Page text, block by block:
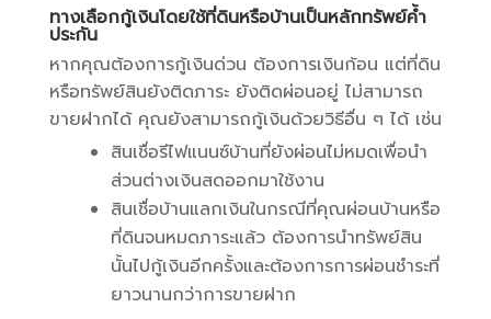
ทางเลือกกู้เงินโดยใช้ที่ดินหรือบ้านเป็นหลักทรัพย์ค้ำ
ประกัน
หากคุณต้องการกู้เงินด่วน ต้องการเงินก้อน แต่ที่ดิน
หรือทรัพย์สินยังติดภาระ ยังติดผ่อนอยู่ ไม่สามารถ
ขายฝากได้ คุณยังสามารถกู้เงินด้วยวิธีอื่น ๆ ได้ เช่น
สินเชื่อรีไฟแนนซ์บ้านที่ยังผ่อนไม่หมดเพื่อนำ
ส่วนต่างเงินสดออกมาใช้งาน
สินเชื่อบ้านแลกเงินในกรณีที่คุณผ่อนบ้านหรือ
ที่ดินจนหมดภาระแล้ว ต้องการนำทรัพย์สิน
นั้นไปกู้เงินอีกครั้งและต้องการการผ่อนชำระที่
ยาวนานกว่าการขายฝาก